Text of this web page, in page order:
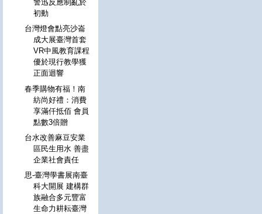
警迅反應制亂於
初動
台灣燈會點亮沙崙
成大展臺灣首套
VR中風教育課程
優於現行教學獲
正面迴響
春季購物有福！南
紡尚好禮：消費
享滿仟抵佰 會員
點數3倍贈
台水改善麻豆安業
區民生用水 善盡
企業社會責任
思-臺灣學書展南臺
科大開展 建構群
族融合多元豐富
生命力耕耘臺灣